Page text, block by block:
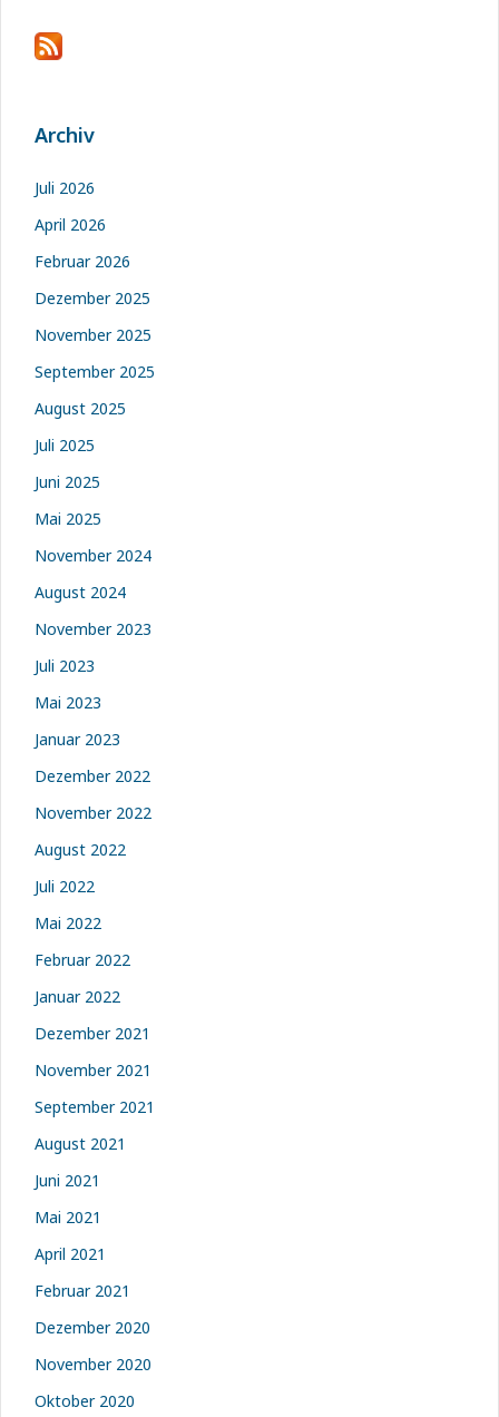
Archiv
Juli 2026
April 2026
Februar 2026
Dezember 2025
November 2025
September 2025
August 2025
Juli 2025
Juni 2025
Mai 2025
November 2024
August 2024
November 2023
Juli 2023
Mai 2023
Januar 2023
Dezember 2022
November 2022
August 2022
Juli 2022
Mai 2022
Februar 2022
Januar 2022
Dezember 2021
November 2021
September 2021
August 2021
Juni 2021
Mai 2021
April 2021
Februar 2021
Dezember 2020
November 2020
Oktober 2020